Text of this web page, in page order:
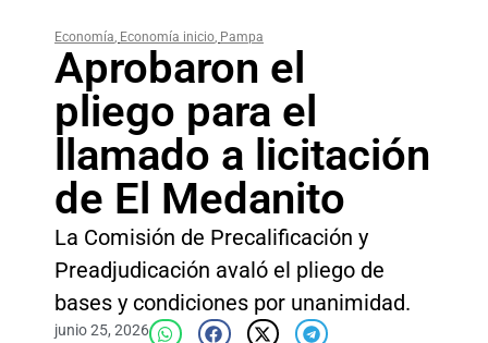
Economía, Economía inicio, Pampa
Aprobaron el
pliego para el
llamado a licitación
de El Medanito
La Comisión de Precalificación y
Preadjudicación avaló el pliego de
bases y condiciones por unanimidad.
junio 25, 2026